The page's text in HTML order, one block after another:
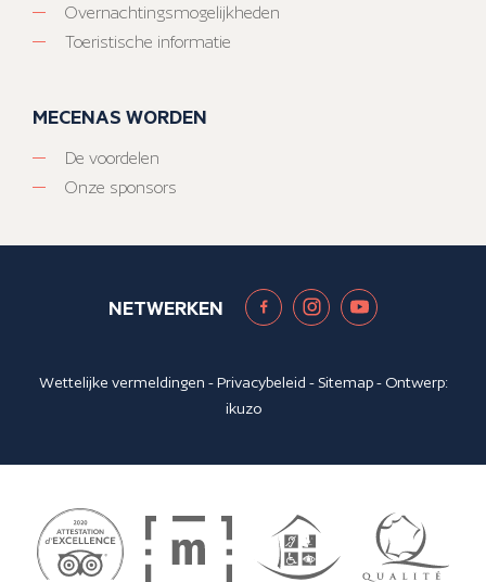
Overnachtingsmogelijkheden
Toeristische informatie
MECENAS WORDEN
De voordelen
Onze sponsors
NETWERKEN
Wettelijke vermeldingen -Privacybeleid - Sitemap- Ontwerp:
ikuzo